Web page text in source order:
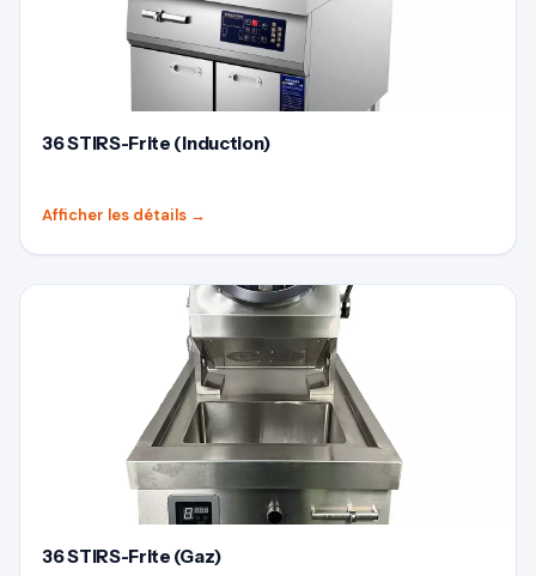
36 STIRS-Frite (Induction)
Afficher les détails →
36 STIRS-Frite (Gaz)